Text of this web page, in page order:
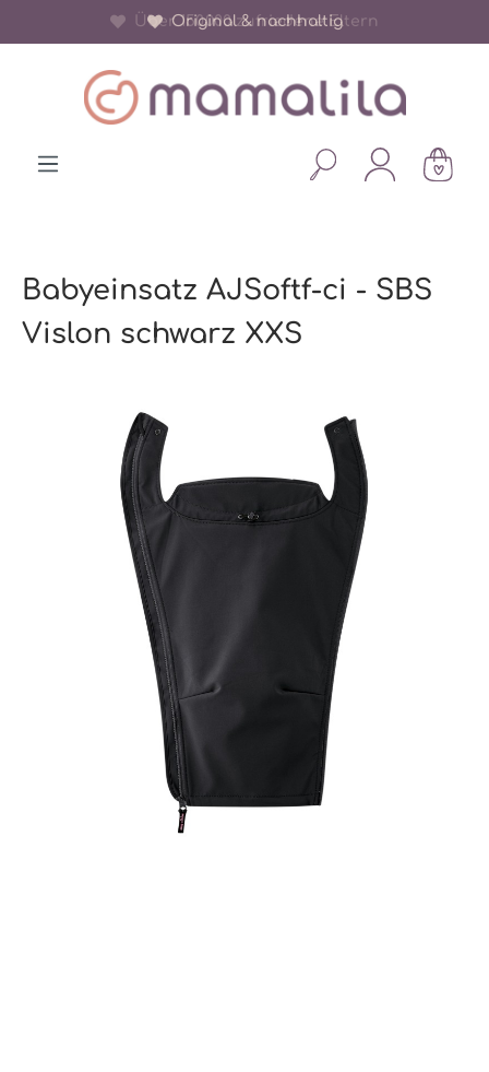
springen Original & nachhaltig
Über 150.000 zufriedene Eltern
Babyeinsatz AJSoftf-ci - SBS
Vislon schwarz XXS
Bildergalerie überspringen